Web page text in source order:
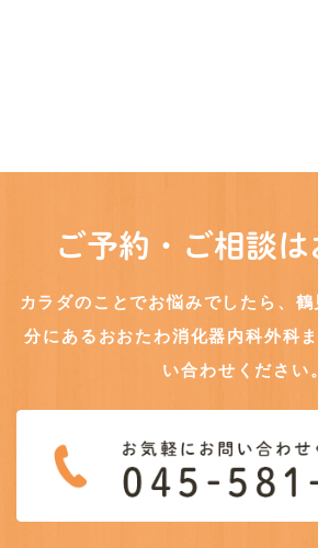
ご予約・ご相談は
カラダのことでお悩みでしたら、
分にある おおたわ消化器内科外科
い合わせください